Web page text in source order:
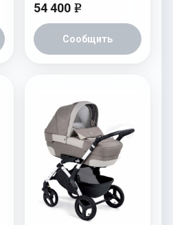
54 400 e
Сообщить